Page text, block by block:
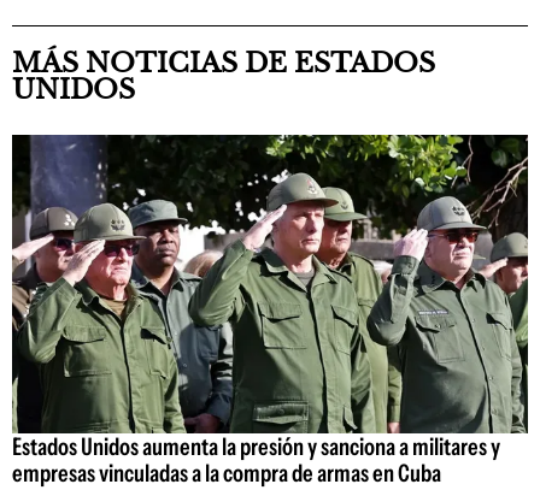
MÁS NOTICIAS DE ESTADOS
UNIDOS
Estados Unidos aumenta la presión y sanciona a militares y
empresas vinculadas a la compra de armas en Cuba